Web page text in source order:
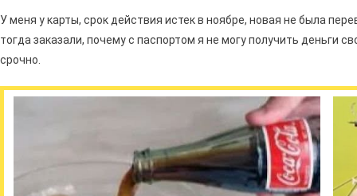
У меня у карты, срок действия истек в ноябре, новая не была
тогда заказали, почему с паспортом я не могу получить деньги
срочно.